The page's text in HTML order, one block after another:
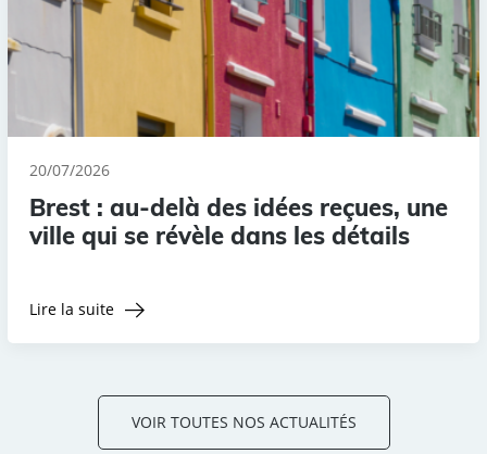
20/07/2026
Brest : au-delà des idées reçues, une
ville qui se révèle dans les détails
Lire la suite
VOIR TOUTES NOS ACTUALITÉS